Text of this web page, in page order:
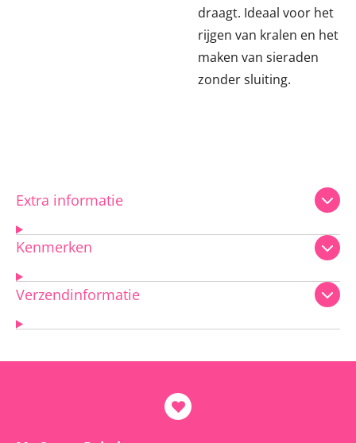
draagt. Ideaal voor het
rijgen van kralen en het
maken van sieraden
zonder sluiting.
Extra informatie
Kenmerken
Verzendinformatie